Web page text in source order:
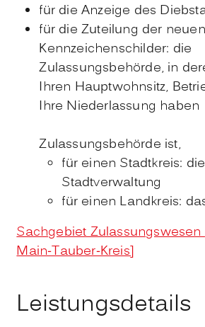
für die Anzeige des
für die Zuteilung der neuen
Kennzeichenschilder: die
Zulassungsbehörde, in
Ihren Hauptwohnsitz,
Ihre Niederlassung haben
Zulassungsbehörde ist,
für einen Stadtkreis: die
Stadtverwaltung
für einen Landkreis:
Sachgebiet
Main-Tauber-Kreis]
Leistungsdetails